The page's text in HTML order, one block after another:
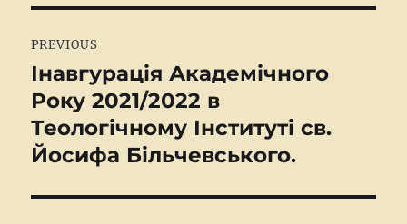
navigation
PREVIOUS
Previous
post:
Інавгурація Академічного
Року 2021/2022 в
Теологічному Інституті св.
Йосифа Більчевського.